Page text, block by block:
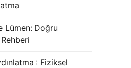
Lümen: Doğru
: Fiziksel